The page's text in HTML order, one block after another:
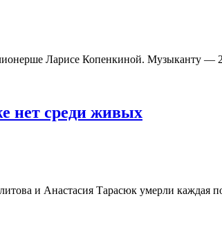
Ларисе Копенкиной. Музыканту
нет среди живых
и Анастасия Тарасюк умерли каждая